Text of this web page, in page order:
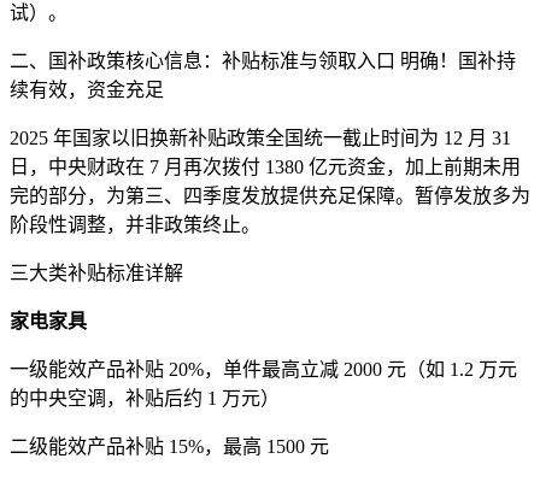
试）。
二、国补政策核心信息：补贴标准与领取入口 明确！国补持
续有效，资金充足
2025 年国家以旧换新补贴政策全国统一截止时间为 12 月 31
日，中央财政在 7 月再次拨付 1380 亿元资金，加上前期未用
完的部分，为第三、四季度发放提供充足保障。暂停发放多为
阶段性调整，并非政策终止。
三大类补贴标准详解
家电家具
一级能效产品补贴 20%，单件最高立减 2000 元（如 1.2 万元
的中央空调，补贴后约 1 万元）
二级能效产品补贴 15%，最高 1500 元